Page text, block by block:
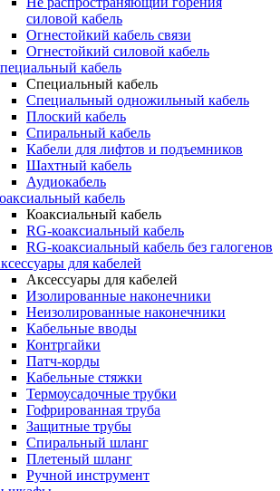
силовой кабель
Огнестойкий кабель связи
Огнестойкий силовой кабель
кабель
Специальный кабель
Специальный одножильный кабель
Плоский кабель
Спиральный кабель
Кабели для лифтов и подъемников
Шахтный кабель
Аудиокабель
кабель
Коаксиальный кабель
RG-коаксиальный кабель
RG-коаксиальный кабель без галогенов
для кабелей
Аксессуары для кабелей
Изолированные наконечники
Неизолированные наконечники
Кабельные вводы
Контргайки
Патч-корды
Кабельные стяжки
Термоусадочные трубки
Гофрированная труба
Защитные трубы
Спиральный шланг
Плетеный шланг
Ручной инструмент